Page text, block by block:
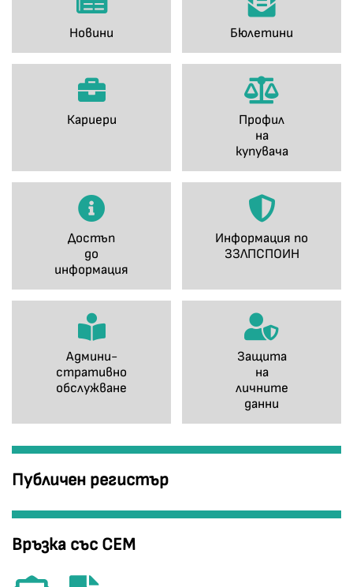
Новини Бюлетини
Кариери
Профил
на
купувача
Достъп
до
информация
Информация по
ЗЗЛПСПОИН
Админи-
стративно
обслужване
Защита
на
личните
данни
Публичен регистър
Връзка със СЕМ